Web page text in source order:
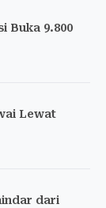
Buka 9.800
Lewat
dari